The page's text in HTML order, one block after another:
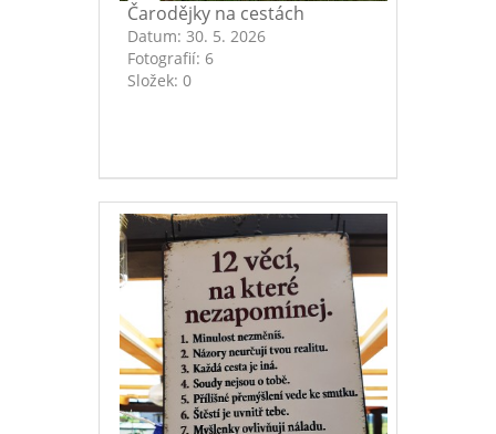
Čarodějky na cestách
Datum: 30. 5. 2026
Fotografií: 6
Složek: 0